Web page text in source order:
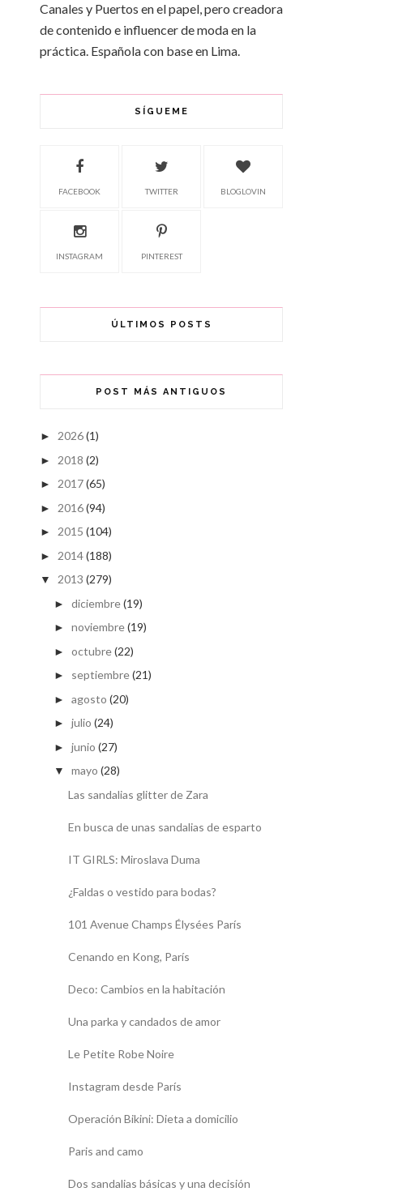
Canales y Puertos en el papel, pero creadora
de contenido e influencer de moda en la
práctica. Española con base en Lima.
SÍGUEME
FACEBOOK TWITTER BLOGLOVIN
INSTAGRAM PINTEREST
ÚLTIMOS POSTS
POST MÁS ANTIGUOS
► 2026(1)
► 2018 (2)
► 2017(65)
► 2016(94)
► 2015 (104)
► 2014(188)
▼ 2013 (279)
► diciembre(19)
► noviembre(19)
► octubre(22)
► septiembre(21)
► agosto (20)
► julio (24)
► junio (27)
▼ mayo (28)
Las sandalias glitter de Zara
En busca de unas sandalias de esparto
IT GIRLS: Miroslava Duma
¿Faldas o vestido para bodas?
101 Avenue Champs Élysées París
Cenando en Kong, París
Deco: Cambios en la habitación
Una parka y candados de amor
Le Petite Robe Noire
Instagram desde París
Operación Bikini: Dieta a domicilio
Paris and camo
Dos sandalias básicas y una decisión